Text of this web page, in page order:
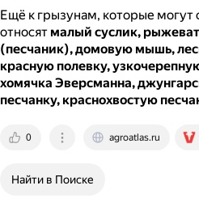
Ещё к грызунам, которые могут
относят малый суслик,
(песчаник), домовую мышь,
красную полевку,
хомячка Эверсманна,
песчанку, краснохвостую
0 agroatlas.ru
Найти в Поиске